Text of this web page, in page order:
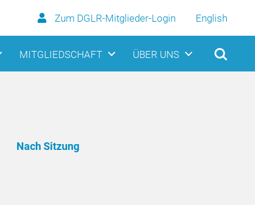
Zum DGLR-Mitglieder-Login English
MITGLIEDSCHAFT ÜBER UNS
Nach Sitzung